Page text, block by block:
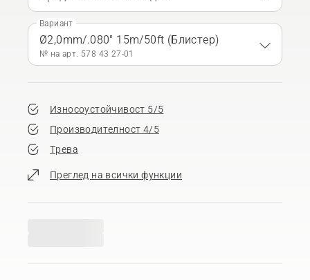
Вариант
Ø2,0mm/.080" 15m/50ft (Блистер)
№ на арт. 578 43 27‑01
Износоустойчивост 5/5
Производителност 4/5
Трева
Преглед на всички функции